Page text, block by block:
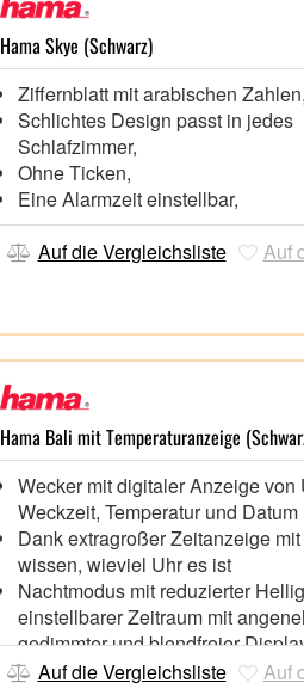
Hama Skye (Schwarz)
Ziffernblatt mit arabischen Zahlen,
Schlichtes Design passt in jedes
Schlafzimmer,
Ohne Ticken,
Eine Alarmzeit einstellbar,
Auf die Vergleichsliste
Auf
Hama Bali mit Temperaturanzeige
Wecker mit digitaler Anzeige von
Weckzeit, Temperatur und Datum
Dank extragroßer Zeitanzeige
wissen, wieviel Uhr es ist
Nachtmodus mit reduzierter
einstellbarer Zeitraum mit
gedimmter und blendfreier
Anzeige der Innentemperatur,
Auf die Vergleichsliste Auf